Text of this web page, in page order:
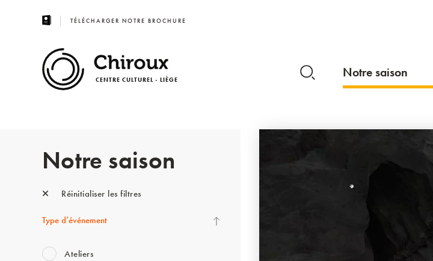
TÉLÉCHARGER NOTRE BROCHURE
CENTRE CULTUREL - LIÈGE Notre saison
Notre saison
Réinitialiser les filtres
Type d’événement
Ateliers